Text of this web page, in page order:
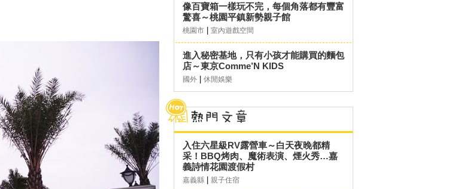
像百寶箱一樣玩不完，每個角落都有豐富
驚喜～桃園平鎮新勢親子館
桃園市 室內遊戲空間
進入秘密基地，只有小孩才能購買的麵包
店～東京Comme’N KIDS
國外 休閒娛樂
入住六星級RV露營車～白天夜晚都精
采！BBQ烤肉、魔術表演、煙火秀…嘉
義詩情花園渡假村
嘉義縣 親子住宿